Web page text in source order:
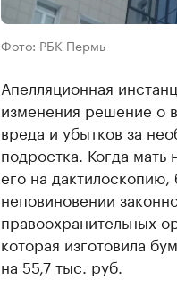
Фото: РБК Пермь
Апелляционная
изменения решение о
вреда и убытков за
подростка. Когда мать
его на
неповиновении
правоохранительных
которая изготовила
на 55,7 тыс. руб.